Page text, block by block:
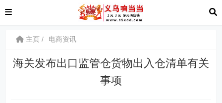
主页 电商资讯
海关发布出口监管仓货物出入仓清单有关
事项